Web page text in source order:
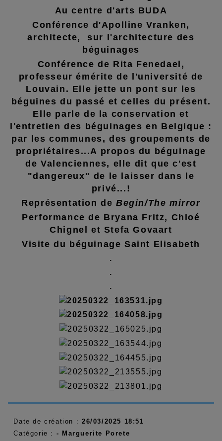
Au centre d'arts BUDA
Conférence d'Apolline Vranken,
architecte, sur l'architecture des
béguinages
Conférence de Rita Fenedael,
professeur émérite de l'université de
Louvain. Elle jette un pont sur les
béguines du passé et celles du présent.
Elle parle de la conservation et
l'entretien des béguinages en Belgique :
par les communes, des groupements de
propriétaires...A propos du béguinage
de Valenciennes, elle dit que c'est
"dangereux" de le laisser dans le
privé...!
Représentation deBegin/The mirror
Performance de Bryana Fritz, Chloé
Chignel et Stefa Govaart
Visite du béguinage Saint Elisabeth
.
.
.
Date de création : 26/03/2025 18:51
Catégorie : - Marguerite Porete